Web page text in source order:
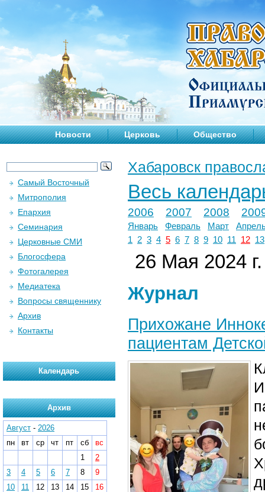
Новости Церковь Общество
Хабаровск
Весь
2006 2007 2008
Январь Февраль Март
1
2 3 4 5 6 7 8 9 10 11 12 13
26 Мая 2024 г.
Журнал
Прихожане
пациентам
Самый Восточный
Митрополия
Епархия
Семинария
Церковные СМИ
Блогосфера
Фотогалерея
Медиатека
Вопросы священнику
Архив
Контакты
Календарь
Архив
Август - 2026
пн
вт ср чт пт сб
вс
1
2
3
4 5 6 7 8
9
10
11 12 13 14 15
16